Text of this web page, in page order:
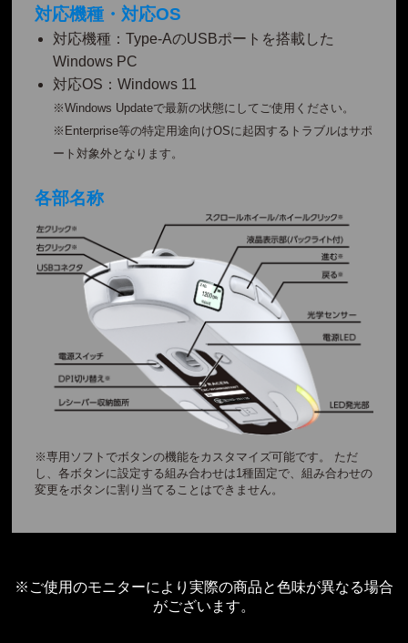
対応機種・対応OS
対応機種：Type-AのUSBポートを搭載した
Windows PC
対応OS：Windows 11
※Windows Updateで最新の状態にしてご使用ください。
※Enterprise等の特定用途向けOSに起因するトラブルはサポ
ート対象外となります。
各部名称
※専用ソフトでボタンの機能をカスタマイズ可能です。 ただ
し、各ボタンに設定する組み合わせは1種固定で、組み合わせの
変更をボタンに割り当てることはできません。
※ご使用のモニターにより実際の商品と色味が異なる場合
がございます。